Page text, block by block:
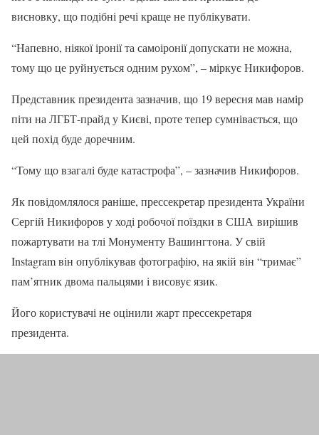
висновку, що подібні речі краще не публікувати.
“Напевно, ніякої іронії та самоіронії допускати не можна,
тому що це руйнується одним рухом”, – міркує Никифоров.
Представник президента зазначив, що 19 вересня мав намір
піти на ЛГБТ-прайд у Києві, проте тепер сумнівається, що
цей похід буде доречним.
“Тому що взагалі буде катастрофа”, – зазначив Никифоров.
Як повідомлялося раніше, прессекретар президента України
Сергій Никифоров у ході робочої поїздки в США вирішив
пожартувати на тлі Монументу Вашингтона. У свій
Instagram він опублікував фотографію, на якій він “тримає”
пам’ятник двома пальцями і висовує язик.
Його користувачі не оцінили жарт прессекретаря
президента.